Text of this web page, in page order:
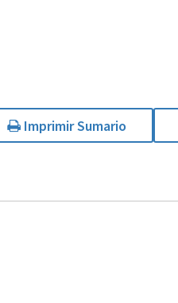
Imprimir Sumario